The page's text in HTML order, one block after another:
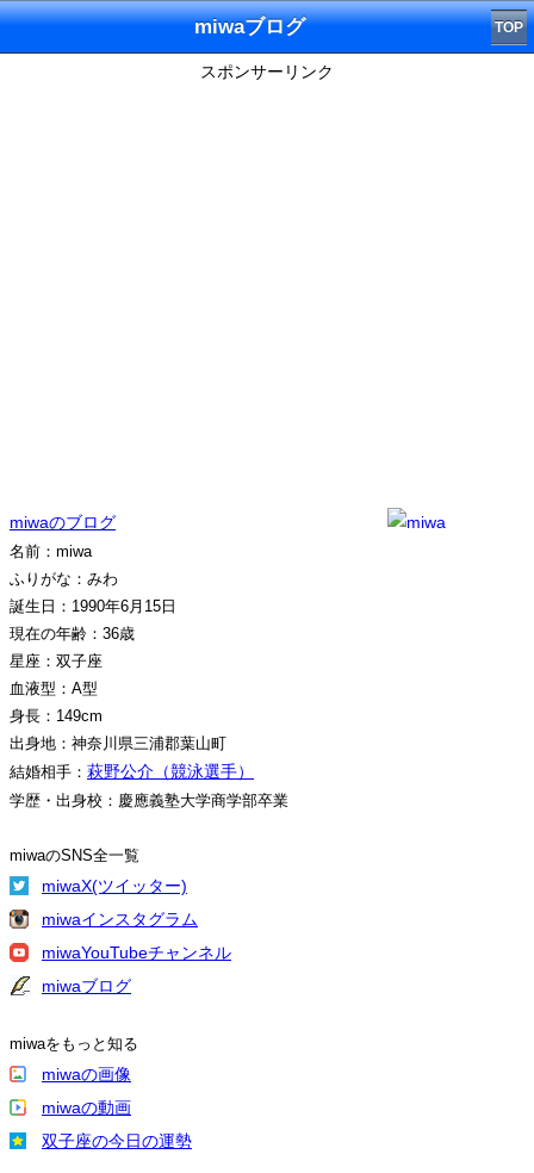
miwaブログ TOP
スポンサーリンク
miwaのブログ
名前：miwa
ふりがな：みわ
誕生日：1990年6月15日
現在の年齢：36歳
星座：双子座
血液型：A型
身長：149cm
出身地：神奈川県三浦郡葉山町
結婚相手： 萩野公介（競泳選手）
学歴・出身校：慶應義塾大学商学部卒業
miwaのSNS全一覧
miwaX(ツイッター)
miwaインスタグラム
miwaYouTubeチャンネル
miwaブログ
miwaをもっと知る
miwaの画像
miwaの動画
双子座の今日の運勢